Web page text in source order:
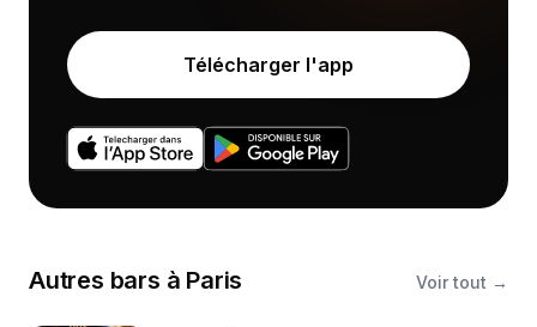
Télécharger l'app
Autres bars à Paris Voir tout →